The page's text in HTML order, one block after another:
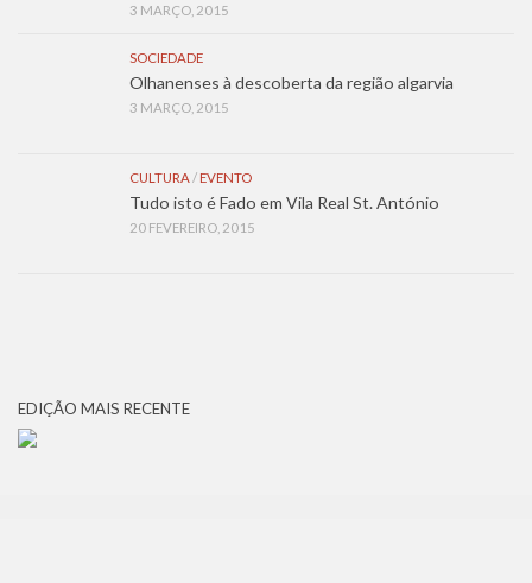
3 MARÇO, 2015
SOCIEDADE
Olhanenses à descoberta da região algarvia
3 MARÇO, 2015
CULTURA/ EVENTO
Tudo isto é Fado em Vila Real St. António
20 FEVEREIRO, 2015
EDIÇÃO MAIS RECENTE